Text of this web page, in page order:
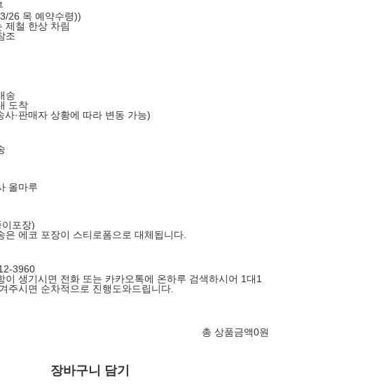
26 목 예약수령))
제철 한상 차림
조
송
도착
사·판매자 상황에 따라 변동 가능)
올마루
포장)
은 에코 포장이 스티로폼으로 대체됩니다.
3960
이 생기시면 전화 또는 카카오톡에 온하루 검색하시어 1대1
주시면 순차적으로 진행도와드립니다.
총 상품금액0원
장바구니 담기